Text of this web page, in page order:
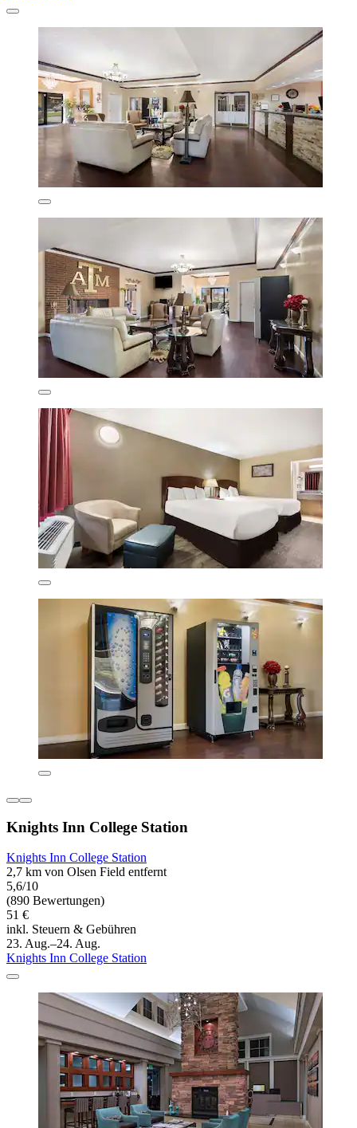
Knights Inn College Station
Knights Inn College Station
2,7 km von Olsen Field entfernt
5,6/10
(890 Bewertungen)
51 €
inkl. Steuern & Gebühren
23. Aug.–24. Aug.
Knights Inn College Station